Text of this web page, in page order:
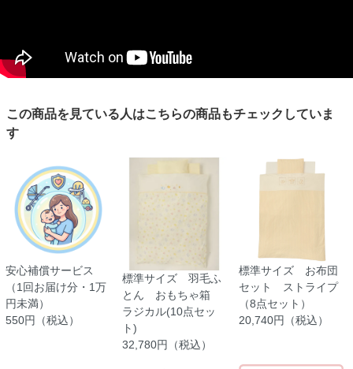
この商品を見ている人はこちらの商品もチェックしていま
す
安心補償サービス
（1回お届け分・1万
円未満）
550円（税込）
標準サイズ 羽毛ふ
とん おもちゃ箱
ラジカル(10点セッ
ト)
32,780円（税込）
標準サイズ お布団
セット ストライプ
（8点セット）
20,740円（税込）